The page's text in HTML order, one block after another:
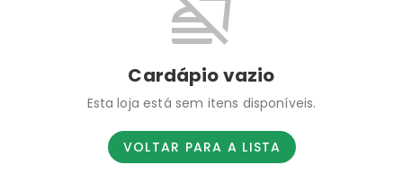
Cardápio vazio
Esta loja está sem itens disponíveis.
VOLTAR PARA A LISTA